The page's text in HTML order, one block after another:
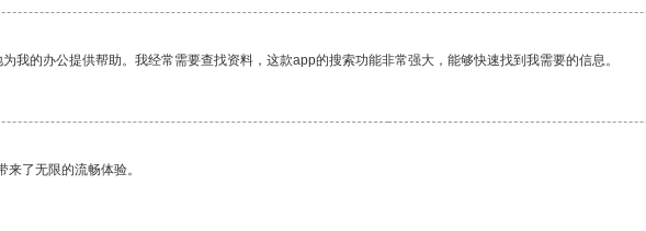
我的办公提供帮助。我经常需要查找资料，这款app的搜索功能非常强大，能够快速找到我需要的信息。
了无限的流畅体验。